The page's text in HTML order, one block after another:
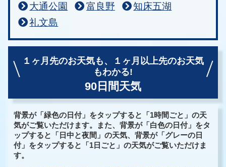
大通公園
富良野
知床五湖
礼文島
１ヶ月先のお天気も、
１ヶ月以上先のお天気
もわかる!
90日間天気
背景が「緑色の日付」をタップすると「1時間ごと」の天
気がご覧いただけます。また、背景が「白色の日付」をタ
ップすると「日中と夜間」の天気、背景が「グレーの日
付」をタップすると「1日ごと」の天気がご覧いただけま
す。